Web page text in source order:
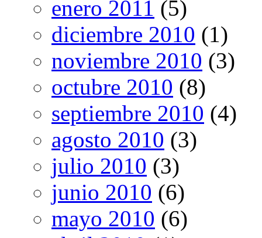
enero 2011 (5)
diciembre 2010 (1)
noviembre 2010 (3)
octubre 2010 (8)
septiembre 2010 (4)
agosto 2010 (3)
julio 2010 (3)
junio 2010 (6)
mayo 2010 (6)